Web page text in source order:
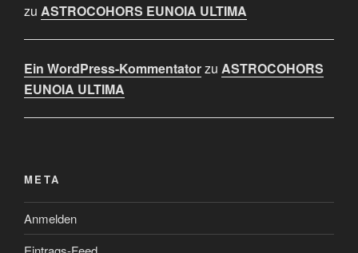
zu ASTROCOHORS EUNOIA ULTIMA
Ein WordPress-Kommentatorzu ASTROCOHORS
EUNOIA ULTIMA
META
Anmelden